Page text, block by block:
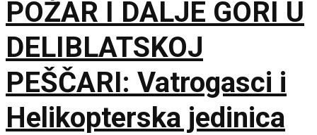
POŽAR I DALJE GORI U
DELIBLATSKOJ
PEŠČARI: Vatrogasci i
Helikopterska jedinica